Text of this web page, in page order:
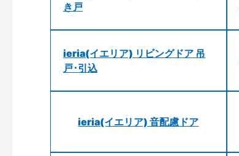
き戸
ieria(イエリア) リビングドア 吊
戸･引込
ieria(イエリア) 音配慮ドア